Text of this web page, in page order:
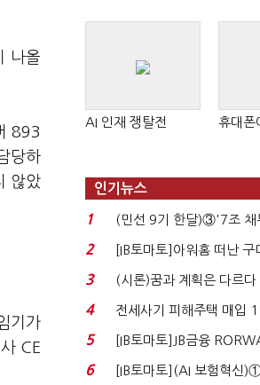
나올
893
당하
않았
기가
CE
AI 인재 쟁탈전 휴대폰
인기뉴스
1
(민선 9기 한달)③'7조 채
격…추미애, 20년...
2
[IB토마토]아워홈 떠난 구
340억 베팅…가...
3 (시론)꿈과 계획은 다르다
4
전세사기 피해주택 매입
누적 피해자 4만2...
5
[IB토마토]JB금융
실적 견인은 은행 ...
6
[IB토마토](AI 보험혁신